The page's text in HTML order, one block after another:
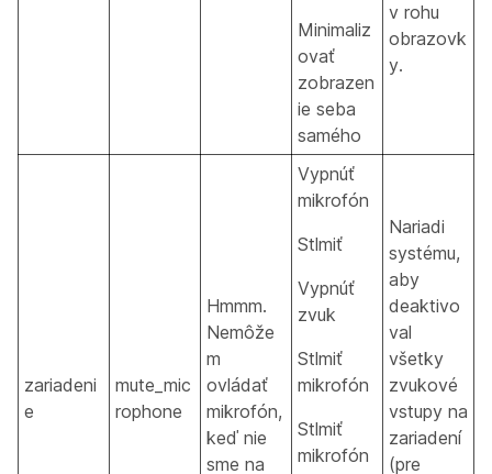
Minimaliz
ovať
zobrazen
ie seba
samého
v rohu
obrazovk
y.
zariadeni
e
mute_mic
rophone
Hmmm.
Nemôže
m
ovládať
mikrofón,
keď nie
sme na
Vypnúť
mikrofón
Stlmiť
Vypnúť
zvuk
Stlmiť
mikrofón
Stlmiť
mikrofón
Nariadi
systému,
aby
deaktivo
val
všetky
zvukové
vstupy na
zariadení
(pre